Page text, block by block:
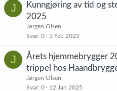
J
Kunngjøring av tid og
2025
Jørgen Olsen
Svar 0 3 Feb 2025
J
Årets hjemmebrygger
trippel hos
Jørgen Olsen
Svar 0 12 Jan 2025